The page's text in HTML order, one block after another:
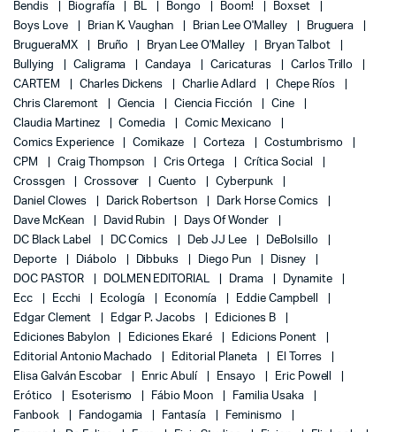
Bendis
Biografía BL Bongo Boom!
Boxset
Boys Love
Brian K. Vaughan Brian Lee O'Malley
Bruguera
BrugueraMX
Bruño Bryan Lee O'Malley
Bryan Talbot
Bullying
Caligrama Candaya Caricaturas
Carlos Trillo
CARTEM
Charles Dickens Charlie Adlard
Chepe Ríos
Chris Claremont
Ciencia Ciencia Ficción
Cine
Claudia Martinez
Comedia
Comic Mexicano
Comics Experience
Comikaze Corteza
Costumbrismo
CPM
Craig Thompson Cris Ortega
Crítica Social
Crossgen
Crossover Cuento
Cyberpunk
Daniel Clowes
Darick Robertson
Dark Horse Comics
Dave McKean
David Rubin
Days Of Wonder
DC Black Label
DC Comics Deb JJ Lee
DeBolsillo
Deporte
Diábolo Dibbuks Diego Pun
Disney
DOC PASTOR
DOLMEN EDITORIAL Drama
Dynamite
Ecc
Ecchi Ecología Economía
Eddie Campbell
Edgar Clement
Edgar P. Jacobs
Ediciones B
Ediciones Babylon
Ediciones Ekaré
Edicions Ponent
Editorial Antonio Machado
Editorial Planeta
El Torres
Elisa Galván Escobar
Enric Abulí Ensayo
Eric Powell
Erótico
Esoterismo Fábio Moon
Familia Usaka
Fanbook
Fandogamia Fantasía
Feminismo